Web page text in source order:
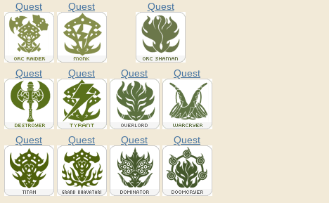
Quest Quest Quest
Quest Quest Quest Quest
Quest Quest Quest Quest